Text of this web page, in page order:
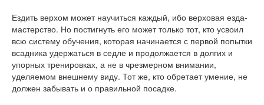
Ездить верхом может научиться каждый, ибо верховая езда-
мастерство. Но постигнуть его может только тот, кто усвоил
всю систему обучения, которая начинается с первой попытки
всадника удержаться в седле и продолжается в долгих и
упорных тренировках, а не в чрезмерном внимании,
уделяемом внешнему виду. Тот же, кто обретает умение, не
должен забывать и о правильной посадке.